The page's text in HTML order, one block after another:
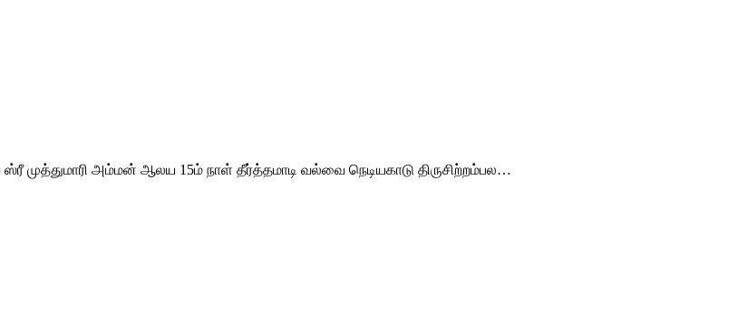
முத்துமாரி அம்மன் ஆலய 15ம் நாள் தீர்த்தமாடி வல்வை நெடியகாடு திருசிற்றம்பல…